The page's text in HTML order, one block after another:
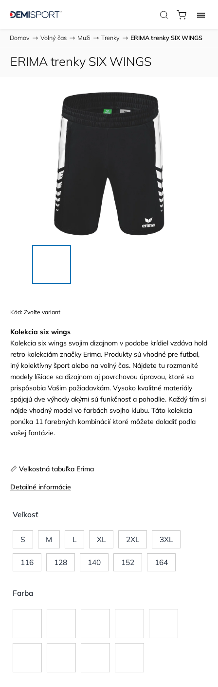
Domov / Voľný čas / Muži / Trenky / ERIMA trenky SIX WINGS
ERIMA trenky SIX WINGS
Kód: Zvoľte variant
Kolekcia six wings
Kolekcia six wings svojim dizajnom v podobe krídiel vzdáva hold
retro kolekciám značky Erima. Produkty sú vhodné pre futbal,
iný kolektívny šport alebo na voľný čas. Nájdete tu rozmanité
modely líšiace sa dizajnom aj povrchovou úpravou, ktoré sa
prispôsobia Vašim požiadavkám. Vysoko kvalitné materiály
spájajú dve výhody akými sú funkčnosť a pohodlie. Každý tím si
nájde vhodný model vo farbách svojho klubu. Táto kolekcia
ponúka 11 farebných kombinácií ktoré môžete doladiť podľa
vašej fantázie.
📏 Veľkostná tabuľka Erima
Detailné informácie
Veľkosť
S M L XL 2XL 3XL
116 128 140 152 164
Farba